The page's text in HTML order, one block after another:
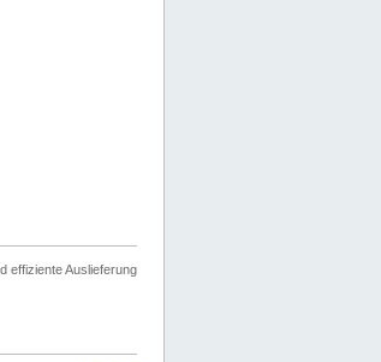
effiziente Auslieferung